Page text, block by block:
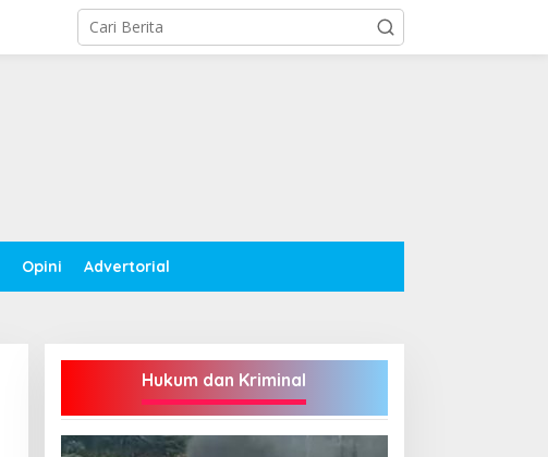
Opini Advertorial
Hukum dan Kriminal